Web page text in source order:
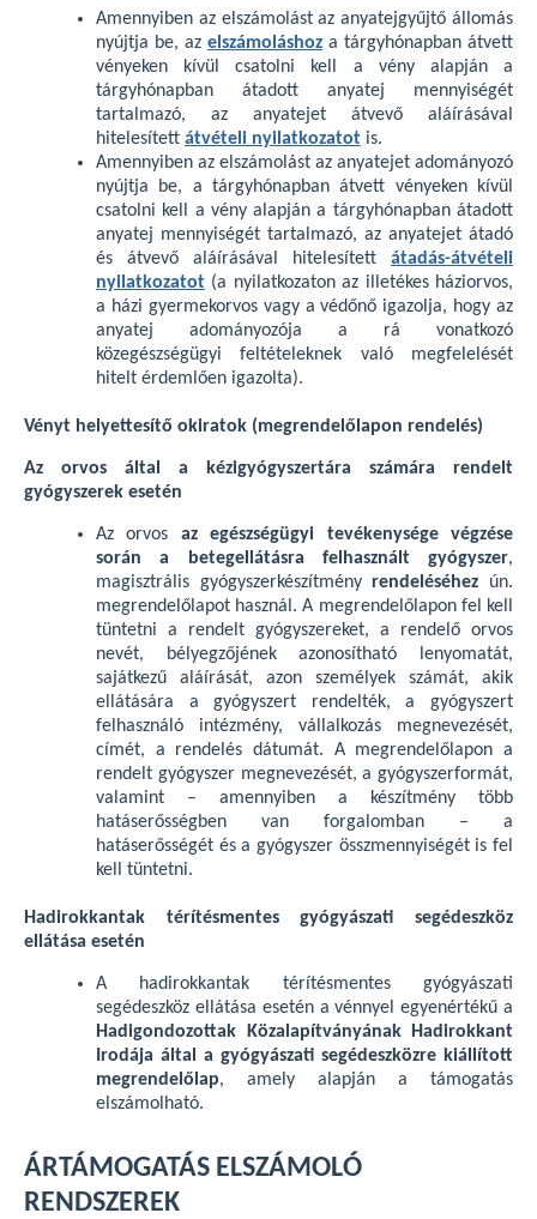
Amennyiben az elszámolást az anyatejgyűjtő állomás
nyújtja be, az elszámoláshoz a tárgyhónapban átvett
vényeken kívül csatolni kell a vény alapján a
tárgyhónapban átadott anyatej mennyiségét
tartalmazó, az anyatejet átvevő aláírásával
hitelesített átvételi nyilatkozatot is.
Amennyiben az elszámolást az anyatejet adományozó
nyújtja be, a tárgyhónapban átvett vényeken kívül
csatolni kell a vény alapján a tárgyhónapban átadott
anyatej mennyiségét tartalmazó, az anyatejet átadó
és átvevő aláírásával hitelesített átadás-átvételi
nyilatkozatot (a nyilatkozaton az illetékes háziorvos,
a házi gyermekorvos vagy a védőnő igazolja, hogy az
anyatej adományozója a rá vonatkozó
közegészségügyi feltételeknek való megfelelését
hitelt érdemlően igazolta).
Vényt helyettesítő okiratok (megrendelőlapon rendelés)
Az orvos által a kézigyógyszertára számára rendelt
gyógyszerek esetén
Az orvos az egészségügyi tevékenysége végzése
során a betegellátásra felhasznált gyógyszer,
magisztrális gyógyszerkészítményrendeléséhez ún.
megrendelőlapot használ. A megrendelőlapon fel kell
tüntetni a rendelt gyógyszereket, a rendelő orvos
nevét, bélyegzőjének azonosítható lenyomatát,
sajátkezű aláírását, azon személyek számát, akik
ellátására a gyógyszert rendelték, a gyógyszert
felhasználó intézmény, vállalkozás megnevezését,
címét, a rendelés dátumát. A megrendelőlapon a
rendelt gyógyszer megnevezését, a gyógyszerformát,
valamint – amennyiben a készítmény több
hatáserősségben van forgalomban – a
hatáserősségét és a gyógyszer összmennyiségét is fel
kell tüntetni.
Hadirokkantak térítésmentes gyógyászati segédeszköz
ellátása esetén
A hadirokkantak térítésmentes gyógyászati
segédeszköz ellátása esetén a vénnyel egyenértékű a
Hadigondozottak Közalapítványának Hadirokkant
Irodája által a gyógyászati segédeszközre kiállított
megrendelőlap, amely alapján a támogatás
elszámolható.
ÁRTÁMOGATÁS ELSZÁMOLÓ
RENDSZEREK